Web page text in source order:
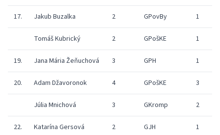
17. Jakub Buzalka 2 GPovBy 1
Tomáš Kubrický 2 GPošKE 1
19. Jana Mária Žeňuchová 3 GPH 1
20. Adam Džavoronok 4 GPošKE 3
Júlia Mnichová 3 GKromp 2
22. Katarína Gersová 2 GJH 1